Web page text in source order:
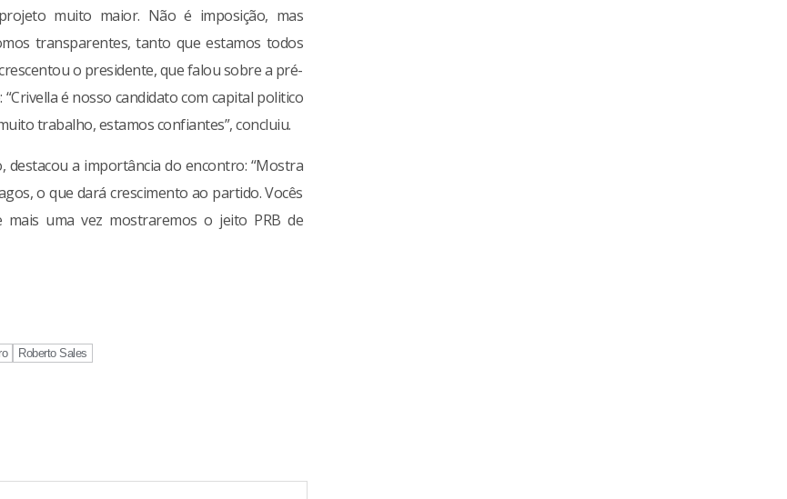
muito maior. Não é imposição, mas
transparentes, tanto que estamos todos
o presidente, que falou sobre a pré-
é nosso candidato com capital politico
trabalho, estamos confiantes”, concluiu.
destacou a importância do encontro: “Mostra
o que dará crescimento ao partido. Vocês
uma vez mostraremos o jeito PRB de
Roberto Sales